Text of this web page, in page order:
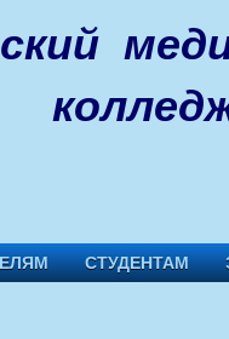
СТУДЕНТАМ